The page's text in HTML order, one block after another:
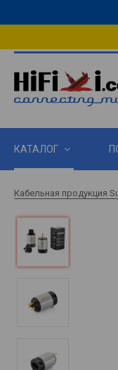
КАТАЛОГ
Кабельная продукция